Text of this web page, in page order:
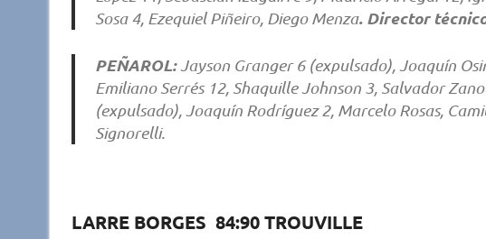
Sosa 4, Ezequiel Piñeiro, Diego Menza. Director
PEÑAROL:Jayson Granger 6 (expulsado), Joaquín
Emiliano Serrés 12, Shaquille Johnson 3, Salvador
(expulsado), Joaquín Rodríguez 2, Marcelo Rosas,
Signorelli.
LARRE BORGES 84:90 TROUVILLE